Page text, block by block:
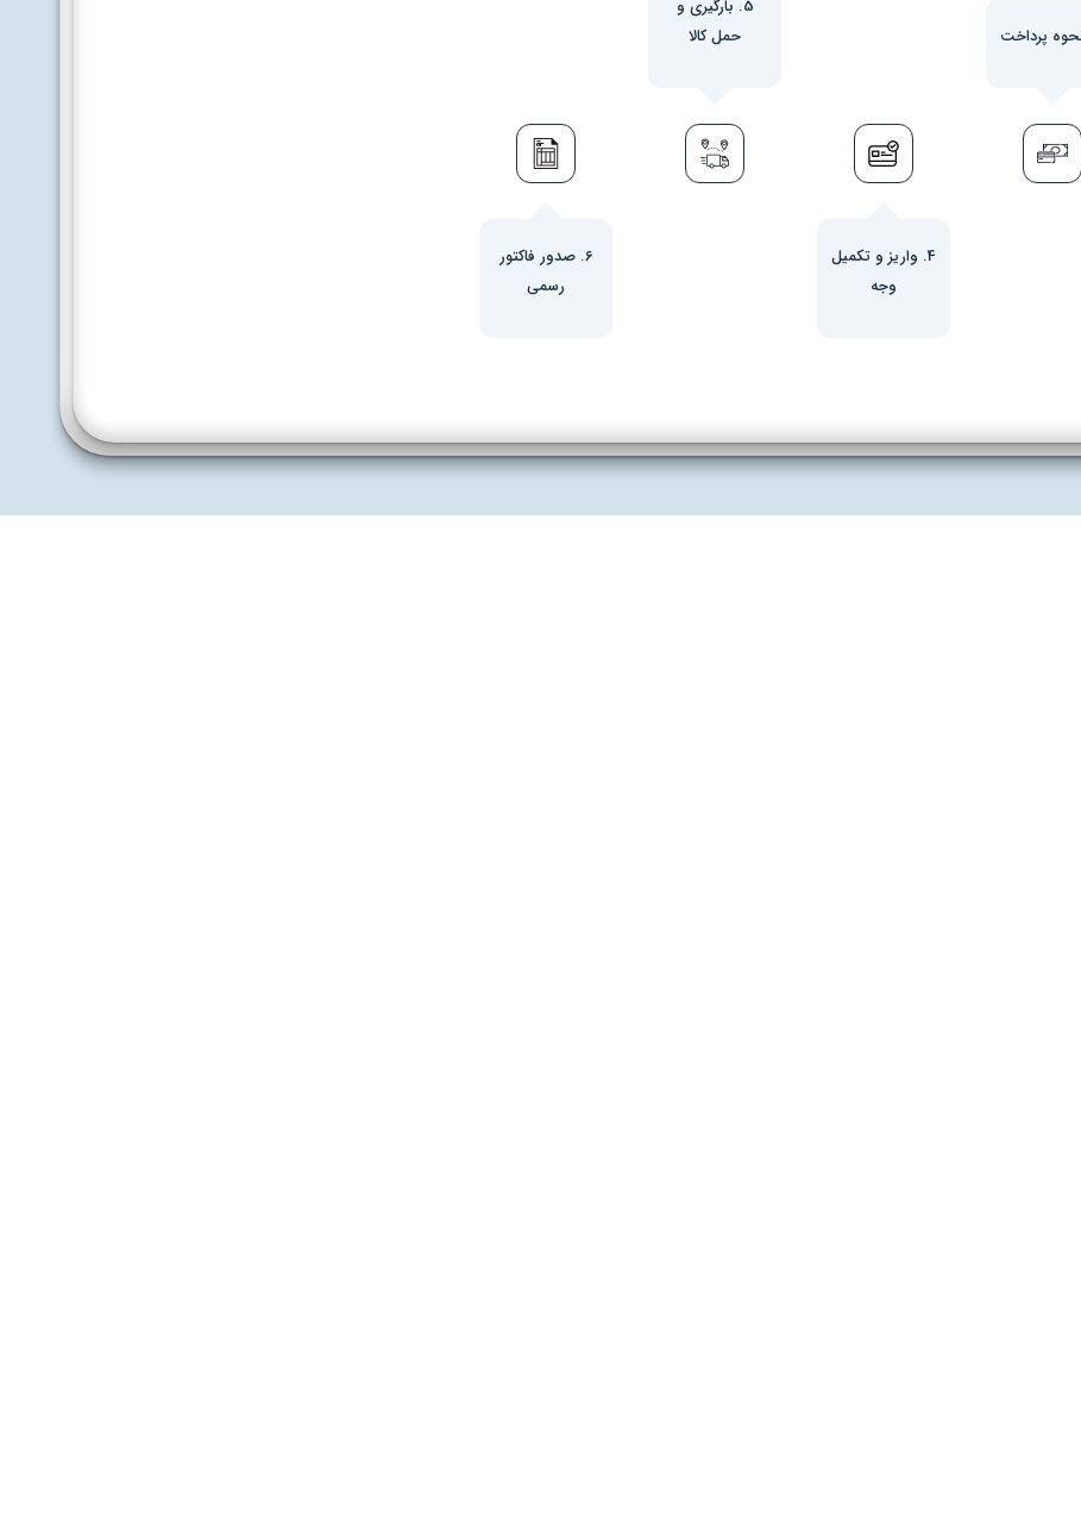
5. بارگیری و
حمل کالا
4. واریز و تکمیل
وجه
6. صدور فاکتور
رسمی